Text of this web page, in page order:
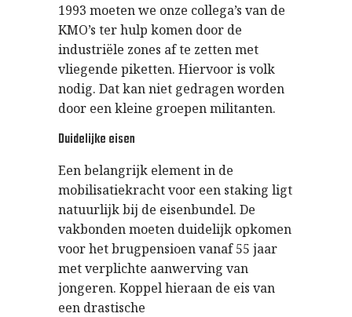
1993 moeten we onze collega’s van de
KMO’s ter hulp komen door de
industriële zones af te zetten met
vliegende piketten. Hiervoor is volk
nodig. Dat kan niet gedragen worden
door een kleine groepen militanten.
Duidelijke eisen
Een belangrijk element in de
mobilisatiekracht voor een staking ligt
natuurlijk bij de eisenbundel. De
vakbonden moeten duidelijk opkomen
voor het brugpensioen vanaf 55 jaar
met verplichte aanwerving van
jongeren. Koppel hieraan de eis van
een drastische